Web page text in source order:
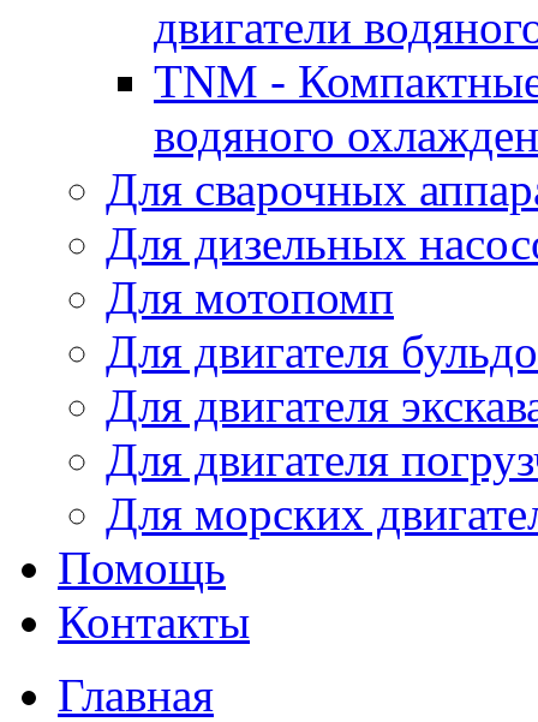
двигатели
TNM -
водяного
Для сварочных
Для дизельных
Для мотопомп
Для двигателя
Для двигателя
Для двигателя
Для морских
Помощь
Контакты
Главная